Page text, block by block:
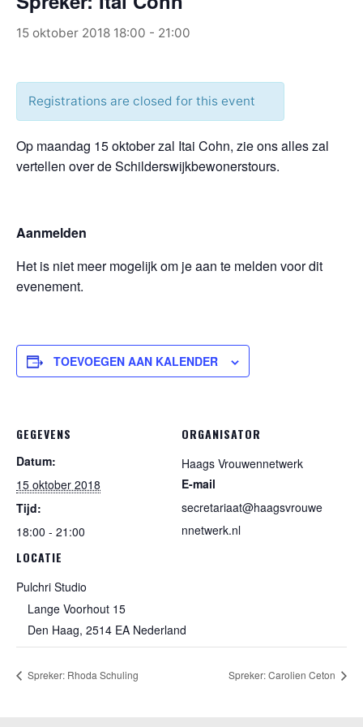
15 oktober 2018 18:00 - 21:00
Registrations are closed for this event
Op maandag 15 oktober zal Itai Cohn, zie ons alles zal
vertellen over de Schilderswijkbewonerstours.
Aanmelden
Het is niet meer mogelijk om je aan te melden voor dit
evenement.
TOEVOEGEN AAN KALENDER
GEGEVENS
Datum:
15 oktober 2018
Tijd:
18:00 - 21:00
LOCATIE
Pulchri Studio
Lange Voorhout 15
Den Haag, 2514 EA Nederland
ORGANISATOR
Haags Vrouwennetwerk
E-mail
secretariaat@haagsvrouwe
nnetwerk.nl
Spreker: Rhoda Schuling Spreker: Carolien Ceton